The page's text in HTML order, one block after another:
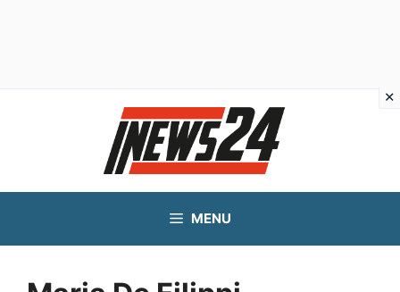
MENU